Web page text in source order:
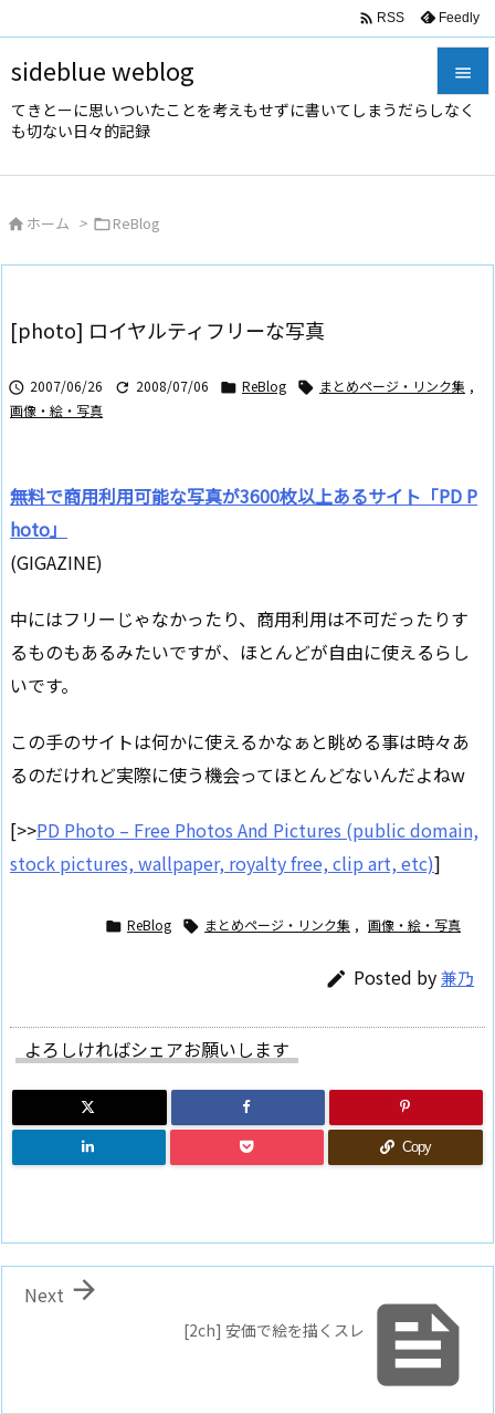
sideblue weblog
てきとーに思いついたことを考えもせずに書いてしまうだらしなく
も切ない日々的記録



検索
 RSS Feedly
 ホーム > ReBlog
[photo] ロイヤルティフリーな写真
 2007/06/26  2008/07/06  ReBlog  まとめページ・リンク集 ,
画像・絵・写真
無料で商用利用可能な写真が3600枚以上あるサイト「PD P
hoto」
(GIGAZINE)
中にはフリーじゃなかったり、商用利用は不可だったりす
るものもあるみたいですが、ほとんどが自由に使えるらし
いです。
この手のサイトは何かに使えるかなぁと眺める事は時々あ
るのだけれど実際に使う機会ってほとんどないんだよねw
[>>PD Photo – Free Photos And Pictures (public domain,
stock pictures, wallpaper, royalty free, clip art, etc)]
 ReBlog  まとめページ・リンク集 , 画像・絵・写真
 Posted by兼乃
よろしければシェアお願いします
Copy

[2ch] 安価で絵を描くスレ

Next